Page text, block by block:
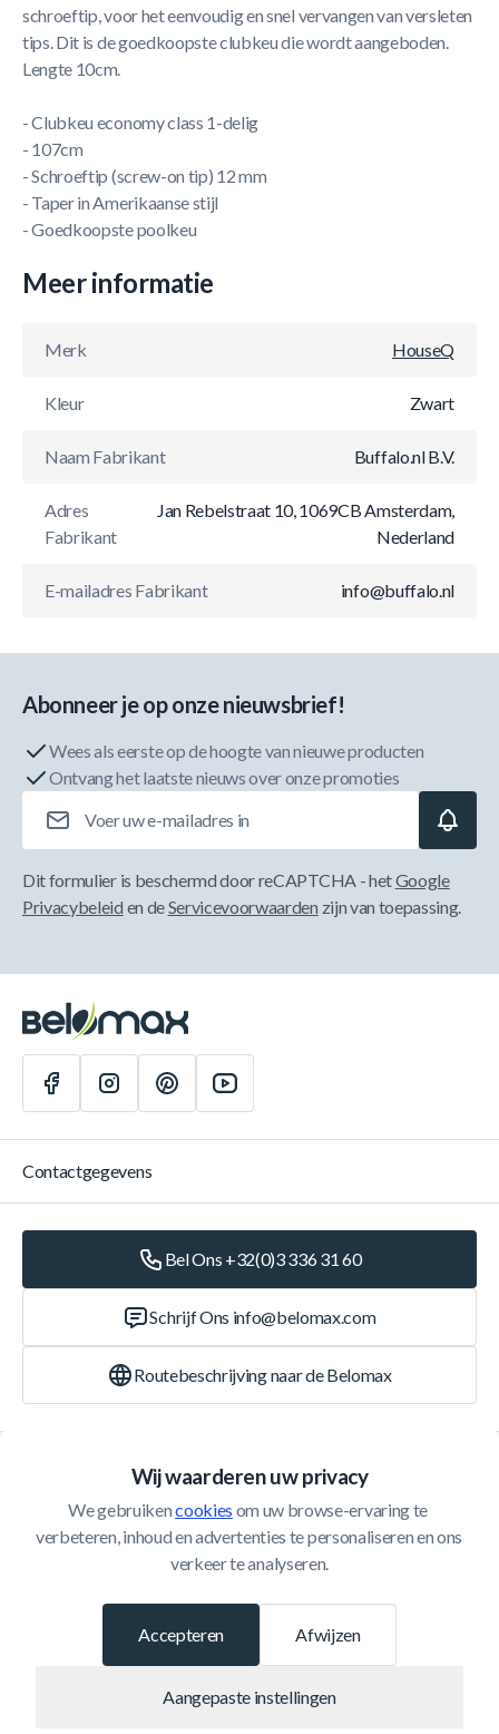
schroeftip, voor het eenvoudig en snel vervangen van versleten
tips. Dit is de goedkoopste clubkeu die wordt aangeboden.
Lengte 10cm.
- Clubkeu economy class 1-delig
- 107cm
- Schroeftip (screw-on tip) 12 mm
- Taper in Amerikaanse stijl
- Goedkoopste poolkeu
Meer informatie
Merk HouseQ
Kleur Zwart
Naam Fabrikant Buffalo.nl B.V.
Adres
Fabrikant
Jan Rebelstraat 10, 1069CB Amsterdam,
Nederland
E-mailadres Fabrikant info@buffalo.nl
Wij waarderen uw privacy
We gebruiken cookies om uw browse-ervaring te
verbeteren, inhoud en advertenties te personaliseren en ons
verkeer te analyseren.
Afwijzen
Aangepaste instellingen
Accepteren
Abonneer je op onze nieuwsbrief!
Wees als eerste op de hoogte van nieuwe producten
Ontvang het laatste nieuws over onze promoties
Dit formulier is beschermd door reCAPTCHA - hetGoogle
Privacybeleid en deServicevoorwaarden zijn van toepassing.
Klantenservice
Contactgegevens
Bel Ons +32(0)3 336 31 60
Schrijf Ons info@belomax.com
Routebeschrijving naar de Belomax